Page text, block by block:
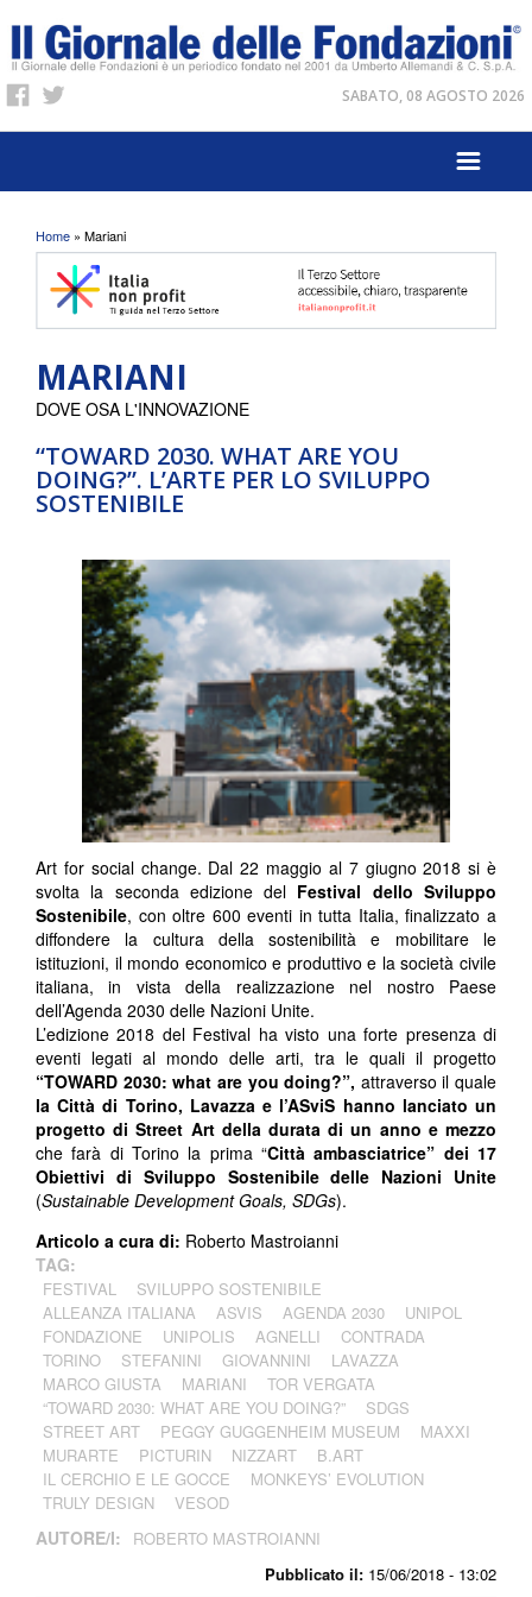
SABATO, 08 AGOSTO 2026
Tu sei qui
Home » Mariani
MARIANI
“TOWARD 2030. WHAT ARE YOU
DOING?”. L’ARTE PER LO SVILUPPO
SOSTENIBILE
Pubblicato il: 15/06/2018 - 13:02
DOVE OSA L'INNOVAZIONE
Art for social change. Dal 22 maggio al 7 giugno 2018 si è
svolta la seconda edizione del Festival dello Sviluppo
Sostenibile, con oltre 600 eventi in tutta Italia, finalizzato a
diffondere la cultura della sostenibilità e mobilitare le
istituzioni, il mondo economico e produttivo e la società civile
italiana, in vista della realizzazione nel nostro Paese
dell’Agenda 2030 delle Nazioni Unite.
L’edizione 2018 del Festival ha visto una forte presenza di
eventi legati al mondo delle arti, tra le quali il progetto
“TOWARD 2030: what are you doing?”, attraverso il quale
la Città di Torino, Lavazza e l’ASviS hanno lanciato un
progetto di Street Art della durata di un anno e mezzo
che farà di Torino la prima “Città ambasciatrice” dei 17
Obiettivi di Sviluppo Sostenibile delle Nazioni Unite
(Sustainable Development Goals, SDGs).
Articolo a cura di: Roberto Mastroianni
TAG:
FESTIVAL
SVILUPPO SOSTENIBILE
ALLEANZA ITALIANA
ASVIS AGENDA 2030
UNIPOL
FONDAZIONE
UNIPOLIS AGNELLI
CONTRADA
TORINO
STEFANINI GIOVANNINI
LAVAZZA
MARCO GIUSTA
MARIANI
TOR VERGATA
“TOWARD 2030: WHAT ARE YOU DOING?”
SDGS
STREET ART
PEGGY GUGGENHEIM MUSEUM
MAXXI
MURARTE
PICTURIN NIZZART
B.ART
IL CERCHIO E LE GOCCE
MONKEYS’ EVOLUTION
TRULY DESIGN
VESOD
AUTORE/I: ROBERTO MASTROIANNI